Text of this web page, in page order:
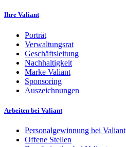
Ihre Valiant
Porträt
Verwaltungsrat
Geschäftsleitung
Nachhaltigkeit
Marke Valiant
Sponsoring
Auszeichnungen
Arbeiten bei Valiant
Personalgewinnung bei Valiant
Offene Stellen